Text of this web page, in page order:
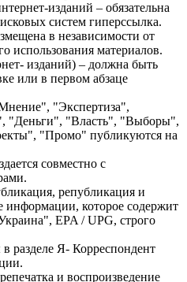
изданий – обязательна
систем гиперссылка.
в независимости от
использования материалов.
изданий) – должна быть
или в первом абзаце
"Экспертиза",
"Деньги", "Власть", "Выборы",
"Промо" публикуются на
совместно с
републикация и
информации, которое содержит
EPA / UPG, строго
разделе Я- Корреспондент
и воспроизведение